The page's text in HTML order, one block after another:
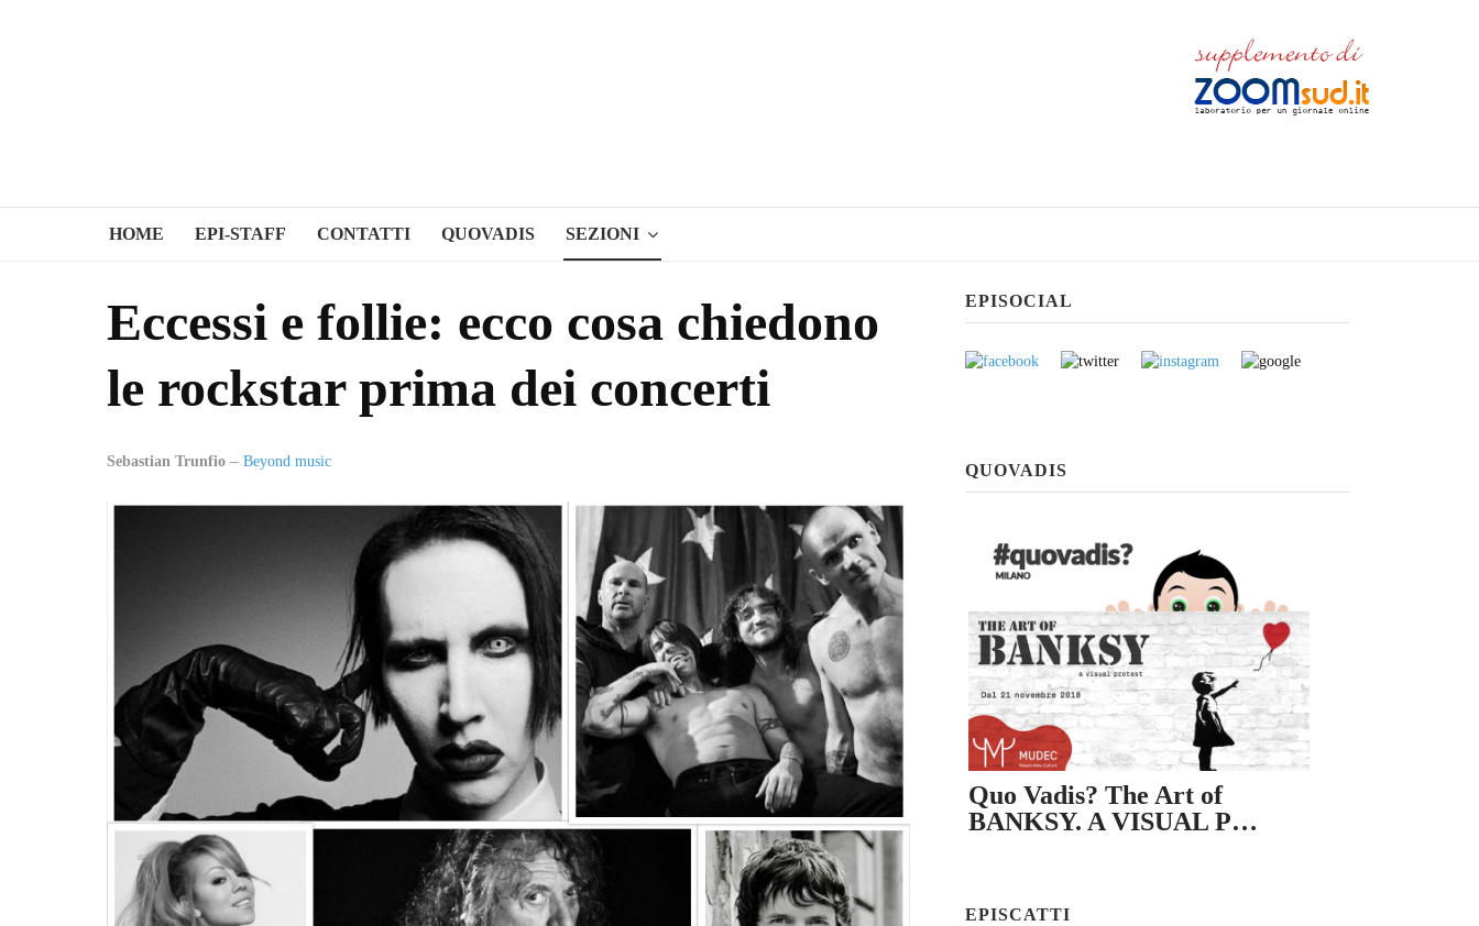
HOME EPI-STAFF CONTATTI QUOVADIS SEZIONI
Eccessi e follie: ecco cosa chiedono
le rockstar prima dei concerti
Sebastian Trunfio Beyond music
EPISOCIAL
QUOVADIS
Quo Vadis? The Art of
BANKSY. A VISUAL P…
EPISCATTI